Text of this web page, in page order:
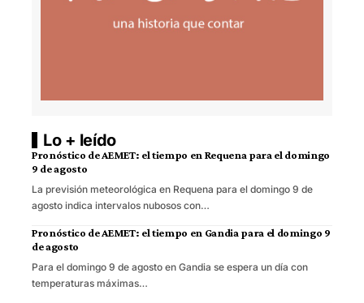
Lo + leído
Pronóstico de AEMET: el tiempo en Requena para el domingo
9 de agosto
La previsión meteorológica en Requena para el domingo 9 de
agosto indica intervalos nubosos con…
Pronóstico de AEMET: el tiempo en Gandia para el domingo 9
de agosto
Para el domingo 9 de agosto en Gandia se espera un día con
temperaturas máximas…